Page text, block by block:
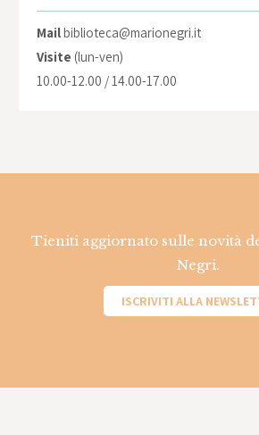
Mailbiblioteca@marionegri.it
Visite (lun-ven)
10.00-12.00 / 14.00-17.00
Tieniti aggiornato sulle novità
Negri.
ISCRIVITI ALLA